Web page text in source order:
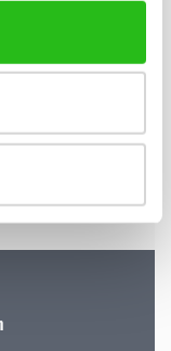
Sie einen